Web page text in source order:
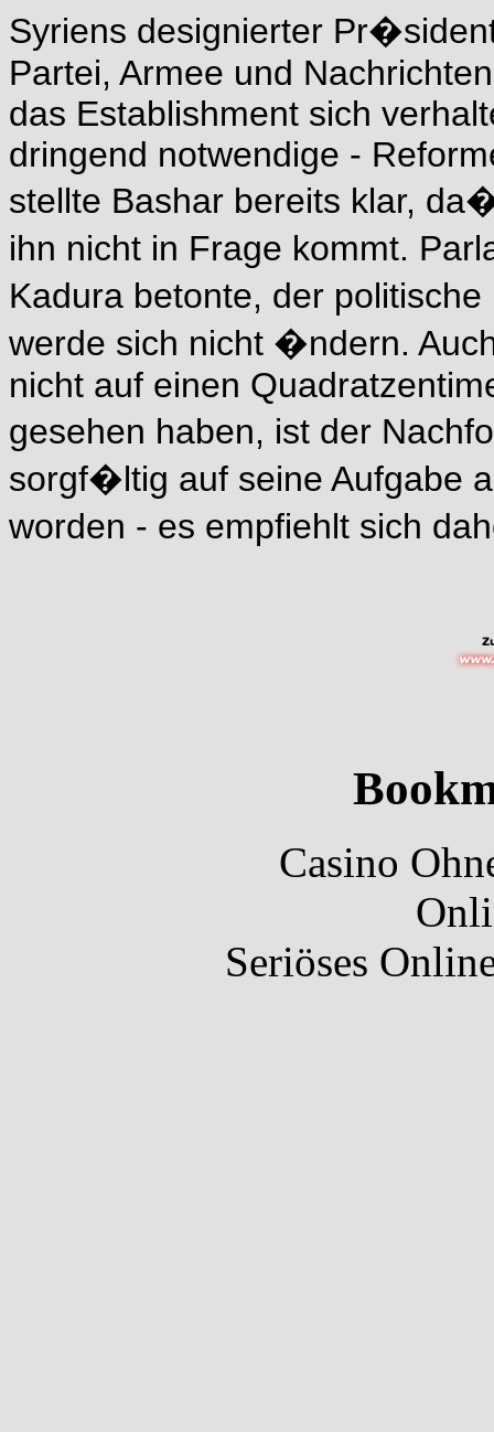
Syriens designierter
Partei, Armee und
das Establishment sich
dringend notwendige -
stellte Bashar bereits klar,
ihn nicht in Frage kommt.
Kadura betonte, der
werde sich nicht �ndern.
nicht auf einen
gesehen haben, ist der
sorgf�ltig auf seine Aufgabe
worden - es empfiehlt sich
Casino
Seriöses